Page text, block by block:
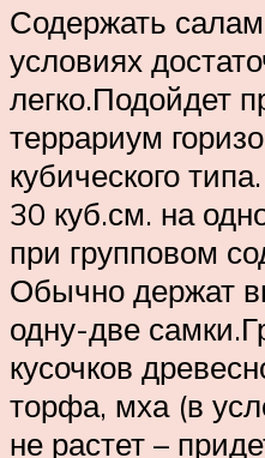
Содержать
условиях
легко.Подойдет
террариум
кубического
30 куб.см. на
при групповом
Обычно держат
одну-две
кусочков
торфа, мха (в
не растет –